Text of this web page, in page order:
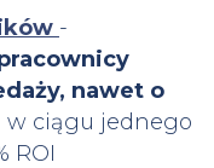
-
nawet o
w ciągu jednego
ROI